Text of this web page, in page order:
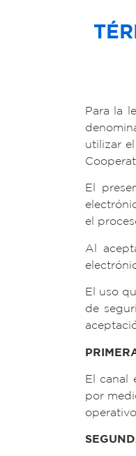
Para la
utilizar
El
el
Al
El uso
de
El canal
por